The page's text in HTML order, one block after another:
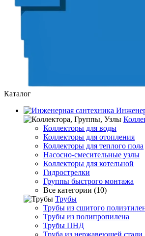
Каталог
Коллекторы для воды
Коллекторы для отопления
Коллекторы для теплого пола
Насосно-смесительные узлы
Коллекторы для котельной
Гидрострелки
Группы быстрого монтажа
Все категории (10)
Трубы
Трубы из сшитого
Трубы из полипропилена
Трубы ПНД
Труба из нержавеющей стали